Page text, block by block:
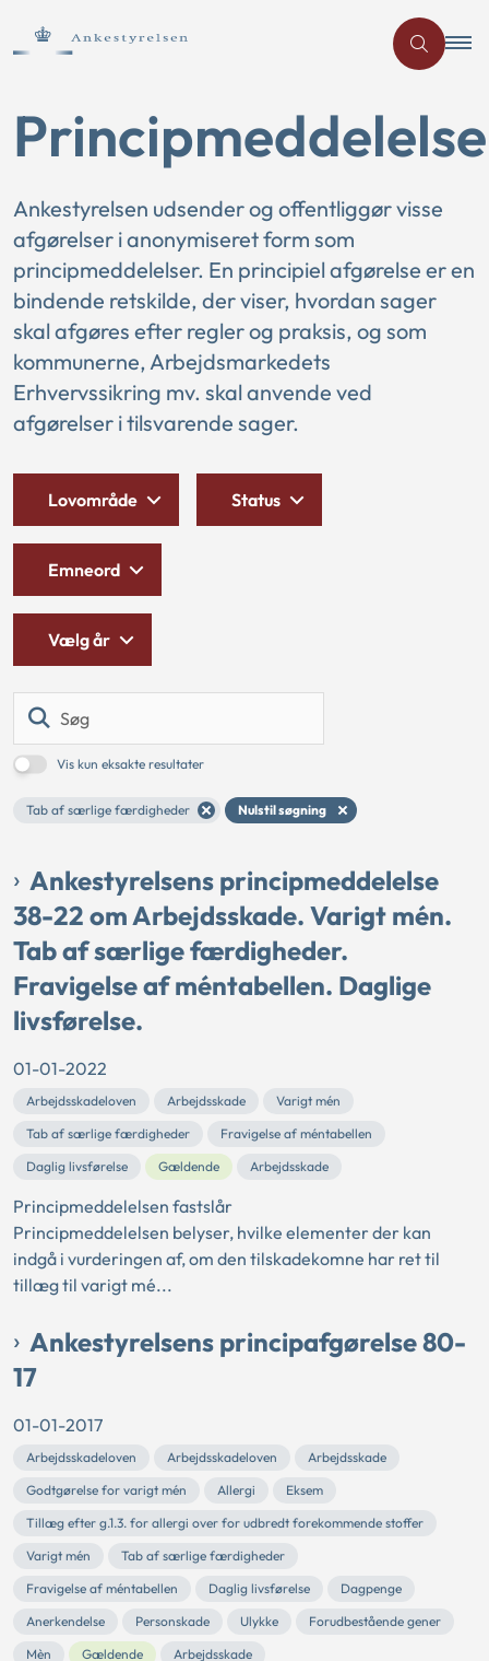
Ankestyrelsen udsender og offentliggør visse
afgørelser i anonymiseret form som
principmeddelelser. En principiel afgørelse er en
bindende retskilde, der viser, hvordan sager
skal afgøres efter regler og praksis, og som
kommunerne, Arbejdsmarkedets
Erhvervssikring mv. skal anvende ved
afgørelser i tilsvarende sager.
Vis kun eksakte resultater
Tab af særlige færdigheder Nulstil søgning
Lovområde Status
Emneord
Vælg år
Ankestyrelsens principmeddelelse
38-22 om Arbejdsskade. Varigt mén.
Tab af særlige færdigheder.
Fravigelse af méntabellen. Daglige
livsførelse.
01-01-2022
Arbejdsskadeloven Arbejdsskade
Varigt mén
Tab af særlige færdigheder
Fravigelse af méntabellen
Daglig livsførelse
Gældende Arbejdsskade
Principmeddelelsen fastslår
Principmeddelelsen belyser, hvilke elementer der kan
indgå i vurderingen af, om den tilskadekomne har ret til
tillæg til varigt mé...
Ankestyrelsens principafgørelse 80-
17
01-01-2017
Arbejdsskadeloven Arbejdsskadeloven
Arbejdsskade
Godtgørelse for varigt mén
Allergi
Eksem
Tillæg efter g.1.3. for allergi over for udbredt forekommende stoffer
Varigt mén
Tab af særlige færdigheder
Fravigelse af méntabellen
Daglig livsførelse
Dagpenge
Anerkendelse
Personskade Ulykke
Forudbestående gener
Mèn
Gældende Arbejdsskade